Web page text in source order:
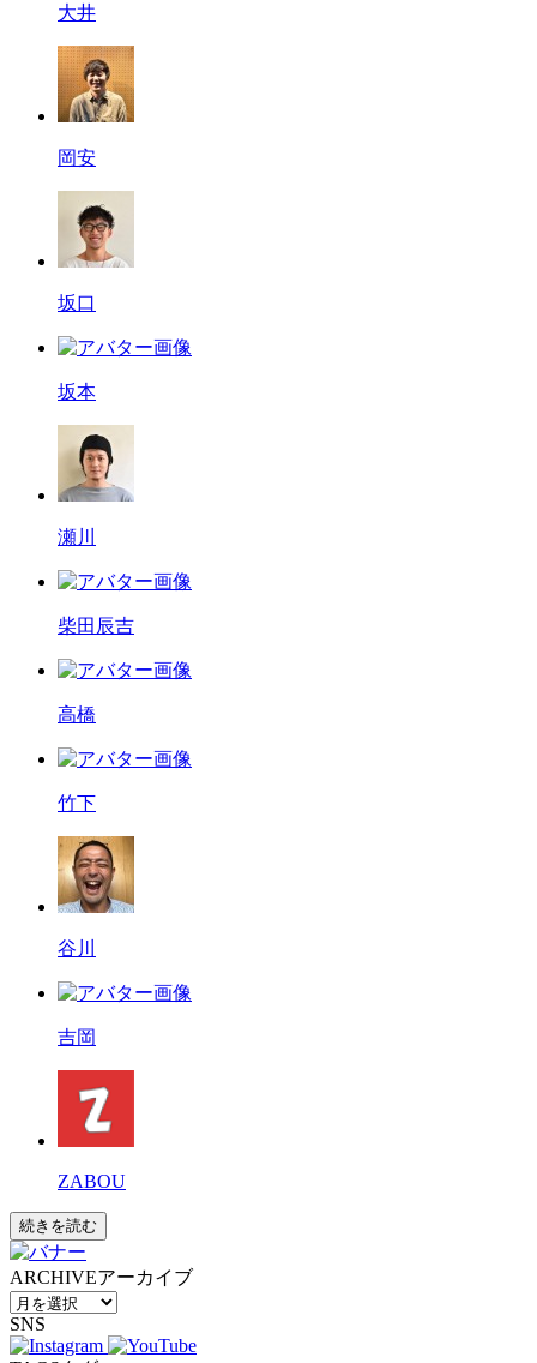
大井
岡安
坂口
坂本
瀬川
柴田辰吉
高橋
竹下
谷川
吉岡
ZABOU
続きを読む
ARCHIVEアーカイブ
SNS